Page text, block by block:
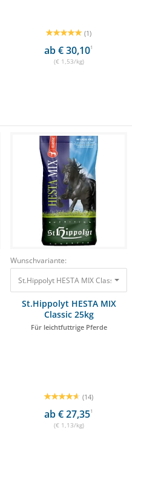
(1)
ab € 30,101
(€ 1,53/kg)
Wunschvariante:
St.Hippolyt HESTA MIX Classic
St.Hippolyt HESTA MIX
Classic 25kg
Für leichtfuttrige Pferde
(14)
ab € 27,351
(€ 1,13/kg)